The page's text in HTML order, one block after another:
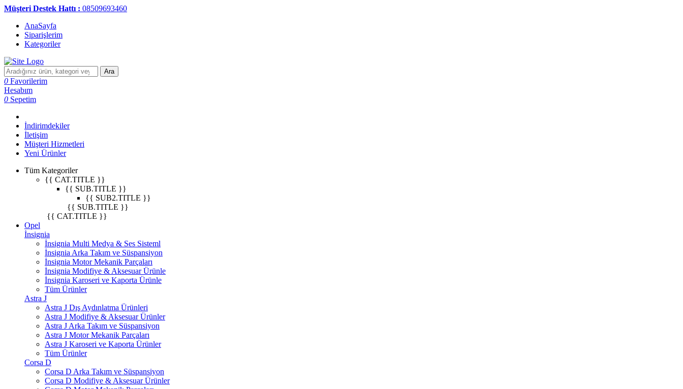
Müşteri Destek Hattı : 08509693460
AnaSayfa
Siparişlerim
Kategoriler
Ara
0 Favorilerim
Hesabım
0 Sepetim
İndirimdekiler
İletişim
Müşteri Hizmetleri
Yeni Ürünler
Tüm Kategoriler
{{ CAT.TITLE }}
{{ SUB.TITLE }}
{{ SUB2.TITLE }}
{{ SUB.TITLE }}
{{ CAT.TITLE }}
Opel
İnsignia
İnsignia Multi Medya & Ses Sisteml
İnsignia Arka Takım ve Süspansiyon
İnsignia Motor Mekanik Parçaları
İnsignia Modifiye & Aksesuar Ürünle
İnsignia Karoseri ve Kaporta Ürünle
Tüm Ürünler
Astra J
Astra J Dış Aydınlatma Ürünleri
Astra J Modifiye & Aksesuar Ürünler
Astra J Arka Takım ve Süspansiyon
Astra J Motor Mekanik Parçaları
Astra J Karoseri ve Kaporta Ürünler
Tüm Ürünler
Corsa D
Corsa D Arka Takım ve Süspansiyon
Corsa D Modifiye & Aksesuar Ürünler